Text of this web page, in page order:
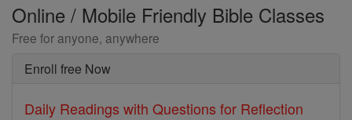
Online / Mobile Friendly Bible Classes
Free for anyone, anywhere
Enroll free Now
Daily Readings with Questions for Reflection